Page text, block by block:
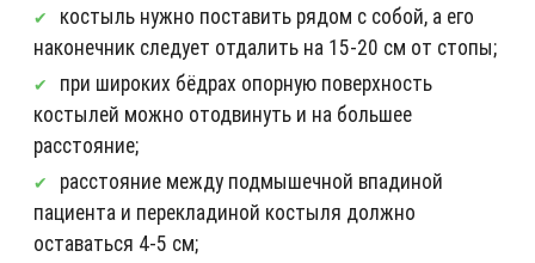
костыль нужно поставить рядом с собой, а его
наконечник следует отдалить на 15-20 см от стопы;
при широких бёдрах опорную поверхность
костылей можно отодвинуть и на большее
расстояние;
расстояние между подмышечной впадиной
пациента и перекладиной костыля должно
оставаться 4-5 см;